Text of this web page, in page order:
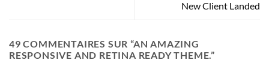
New Client Landed
49 COMMENTAIRES SUR “AN AMAZING
RESPONSIVE AND RETINA READY THEME.”